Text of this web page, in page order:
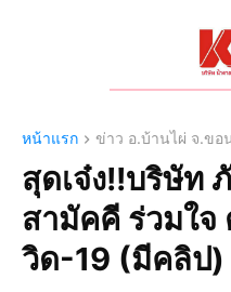
หน้าแรก ข่าว อ.บ้านไผ่ จ.ขอ
สุดเจ๋ง!!บริษัท
สามัคคี ร่วมใจ
วิด-19 (มีคลิป)